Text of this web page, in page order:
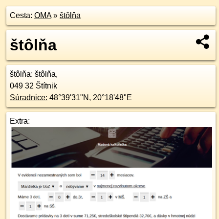
Cesta: OMA» štôlňa
štôlňa
štôlňa: štôlňa,
049 32 Štítnik
Súradnice: 48°39'31"N , 20°18'48"E
Extra: